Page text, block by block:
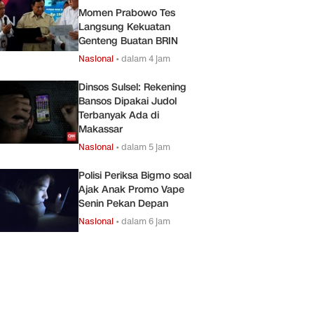
Momen Prabowo Tes
Langsung Kekuatan
Genteng Buatan BRIN
Nasional •dalam 4 jam
Dinsos Sulsel: Rekening
Bansos Dipakai Judol
Terbanyak Ada di
Makassar
Nasional •dalam 5 jam
Polisi Periksa Bigmo soal
Ajak Anak Promo Vape
Senin Pekan Depan
Nasional •dalam 6 jam